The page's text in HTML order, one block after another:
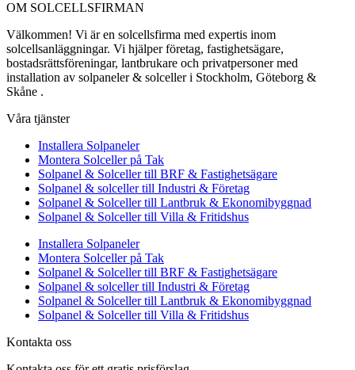
OM SOLCELLSFIRMAN
Välkommen! Vi är en solcellsfirma med expertis inom
solcellsanläggningar. Vi hjälper företag, fastighetsägare,
bostadsrättsföreningar, lantbrukare och privatpersoner med
installation av solpaneler & solceller i Stockholm, Göteborg &
Skåne .
Våra tjänster
Installera Solpaneler
Montera Solceller på Tak
Solpanel & Solceller till BRF & Fastighetsägare
Solpanel & solceller till Industri & Företag
Solpanel & Solceller till Lantbruk & Ekonomibyggnad
Solpanel & Solceller till Villa & Fritidshus
Installera Solpaneler
Montera Solceller på Tak
Solpanel & Solceller till BRF & Fastighetsägare
Solpanel & solceller till Industri & Företag
Solpanel & Solceller till Lantbruk & Ekonomibyggnad
Solpanel & Solceller till Villa & Fritidshus
Kontakta oss